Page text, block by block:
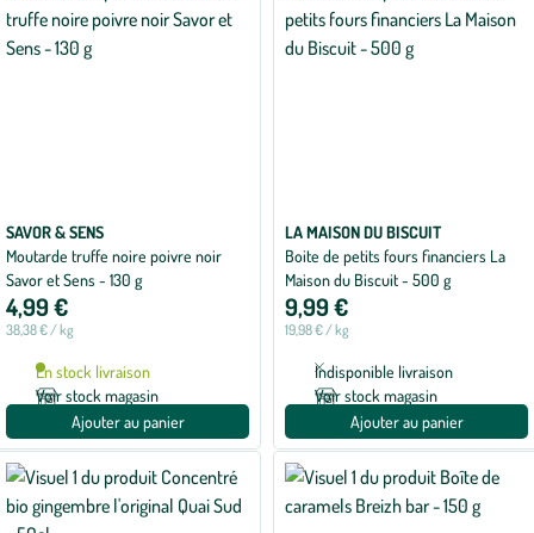
SAVOR & SENS
Moutarde truffe noire poivre noir
Savor et Sens - 130 g
4,99 €
38,38 € / kg
En stock livraison
Voir stock magasin
Ajouter au panier
LA MAISON DU BISCUIT
Boite de petits fours financiers La
Maison du Biscuit - 500 g
9,99 €
19,98 € / kg
Indisponible livraison
Voir stock magasin
Ajouter au panier